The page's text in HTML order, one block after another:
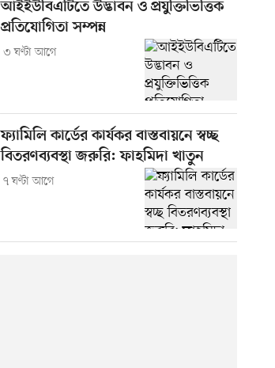
আইইউবিএটিতে উদ্ভাবন ও প্রযুক্তিভিত্তিক
প্রতিযোগিতা সম্পন্ন
৩ ঘণ্টা আগে
ফ্যামিলি কার্ডের কার্যকর বাস্তবায়নে স্বচ্ছ
বিতরণব্যবস্থা জরুরি: ফাহমিদা খাতুন
৭ ঘণ্টা আগে